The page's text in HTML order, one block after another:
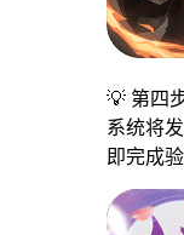
💡 第四
系统将
即完成